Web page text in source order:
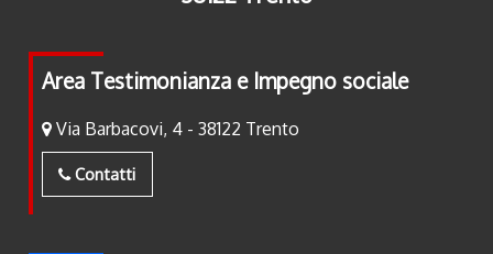
Area Testimonianza e Impegno sociale
Via Barbacovi, 4 - 38122 Trento
Contatti